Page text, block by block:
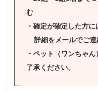
む
・確定が確定した方
詳細をメールでご連
・ペット（ワンちゃ
了承ください。